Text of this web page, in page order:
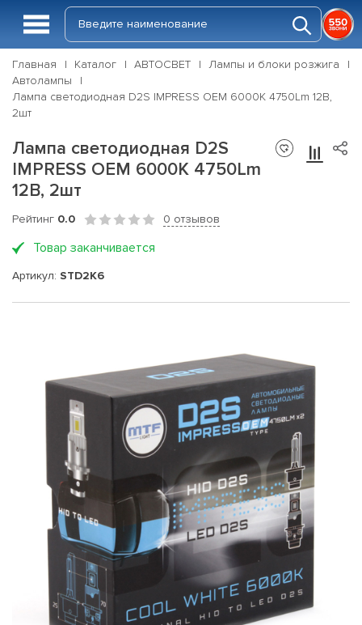
Главная Каталог АВТОСВЕТ
Лампы и блоки розжига
Автолампы
Лампа светодиодная D2S IMPRESS OEM 6000K 4750Lm 12В,
2шт
Лампа светодиодная D2S
IMPRESS OEM 6000K 4750Lm
12В, 2шт
Рейтинг 0.0 0 отзывов
Товар заканчивается
Артикул: STD2K6